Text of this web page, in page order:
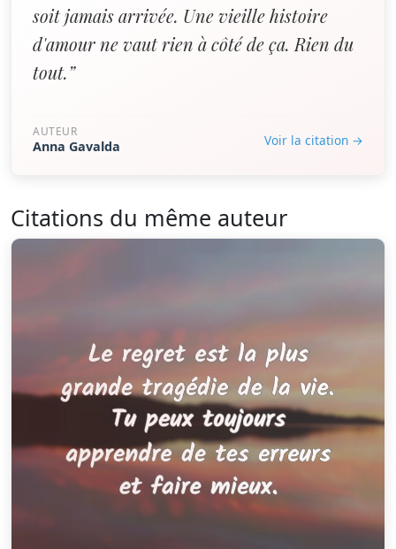
soit jamais arrivée. Une vieille histoire
d'amour ne vaut rien à côté de ça. Rien du
tout.”
AUTEUR
Anna Gavalda Voir la citation →
Citations du même auteur